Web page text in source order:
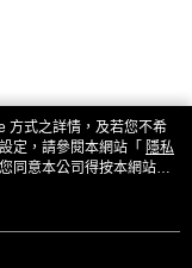
方式之詳情，及若您不希
定，請參閱本網站「 隱私
同意本公司得按本網站使